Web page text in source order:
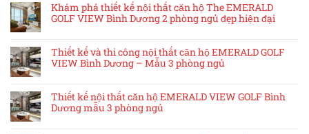
Khám phá thiết kế nội thất căn hộ The EMERALD
GOLF VIEW Bình Dương 2 phòng ngủ đẹp hiện đại
Thiết kế và thi công nội thất căn hộ EMERALD GOLF
VIEW Bình Dương – Mẫu 3 phòng ngủ
Thiết kế nội thất căn hộ EMERALD VIEW GOLF Bình
Dương mẫu 3 phòng ngủ